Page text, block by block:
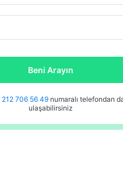
Beni Arayın
212 706 56 49 numaralı telefondan
ulaşabilirsiniz